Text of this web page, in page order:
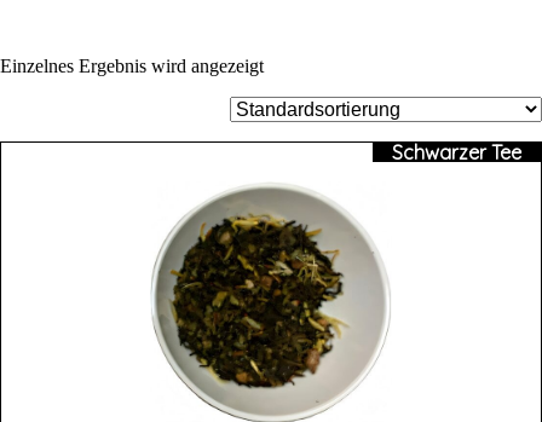
Einzelnes Ergebnis wird angezeigt
Schwarzer Tee